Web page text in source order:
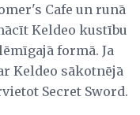
Cafe un runā
Keldeo kustību
formā. Ja
Keldeo sākotnējā
Secret Sword.